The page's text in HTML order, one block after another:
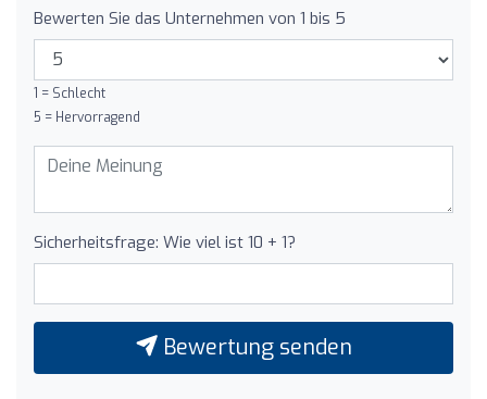
Bewerten Sie das Unternehmen von 1 bis 5
1 = Schlecht
5 = Hervorragend
Sicherheitsfrage: Wie viel ist 10 + 1?
Bewertung senden